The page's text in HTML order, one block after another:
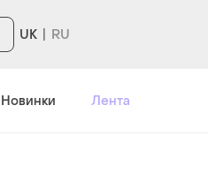
UK
Новинки Лента